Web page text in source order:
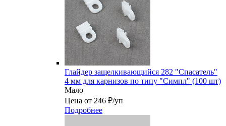
Глайдер защелкивающийся 282 "Спасатель"
4 мм для карнизов по типу "Симпл" (100 шт)
Мало
Цена от 246 ₽/уп
Подробнее